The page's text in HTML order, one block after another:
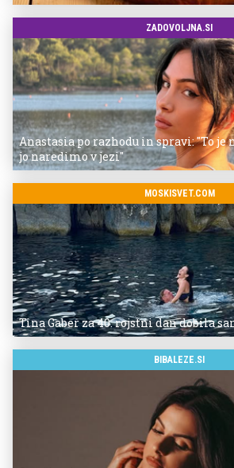
ZADOVOLJNA.SI
Anastasia po razhodu in spravi: "To je
jo naredimo v jezi"
MOSKISVET.COM
Tina Gaber za 40. rojstni dan dobila
BIBALEZE.SI